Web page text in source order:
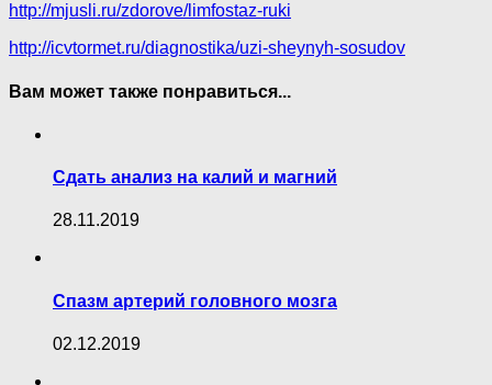
http://mjusli.ru/zdorove/limfostaz-ruki
http://icvtormet.ru/diagnostika/uzi-sheynyh-sosudov
Вам может также понравиться...
Сдать анализ на калий и магний
28.11.2019
Спазм артерий головного мозга
02.12.2019